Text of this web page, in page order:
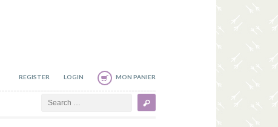
REGISTER LOGIN MON PANIER